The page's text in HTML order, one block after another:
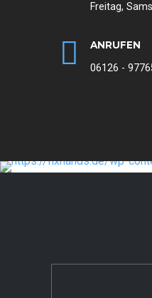
Freitag,
ANRUFEN
06126 -